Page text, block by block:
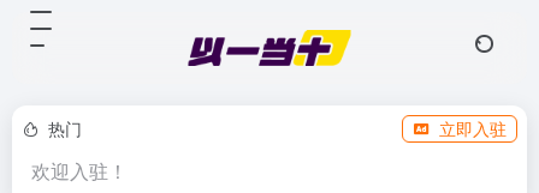
热门 立即入驻
欢迎入驻！